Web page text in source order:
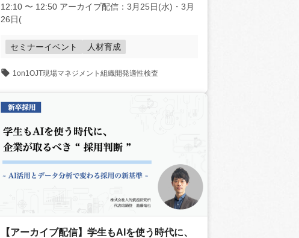
12:10 〜 12:50 アーカイブ配信：3月25日(水)・3月
26日(
セミナーイベント 人材育成
1on1OJT現場マネジメント 組織開発適性検査
【アーカイブ配信】学生もAIを使う時代に、